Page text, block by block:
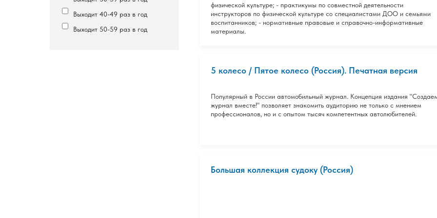
Выходит 40-49 раз в год
Выходит 50-59 раз в год
физической культуре; - практикумы по совместной деятельности
инструкторов по физической культуре со специалистами ДОО и семьями
воспитанников; - нормативные правовые и справочно-информативные
материалы.
5 колесо / Пятое колесо (Россия). Печатная версия
Популярный в России автомобильный журнал. Концепция издания
журнал вместе!" позволяет знакомить аудиторию не только с мнением
профессионалов, но и с опытом тысяч компетентных автолюбителей.
Большая коллекция судоку (Россия)